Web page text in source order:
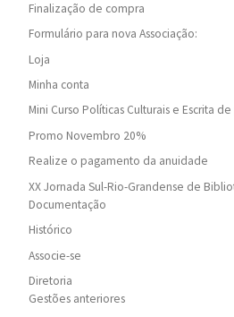
Finalização de compra
Formulário para nova Associação:
Loja
Minha conta
Mini Curso Políticas Culturais e Escrita
Promo Novembro 20%
Realize o pagamento da anuidade
XX Jornada Sul-Rio-Grandense de
Documentação
Histórico
Associe-se
Diretoria
Gestões anteriores